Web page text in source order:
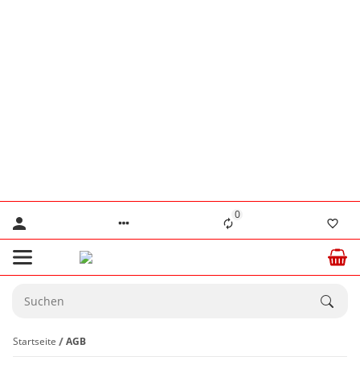
0
Startseite AGB